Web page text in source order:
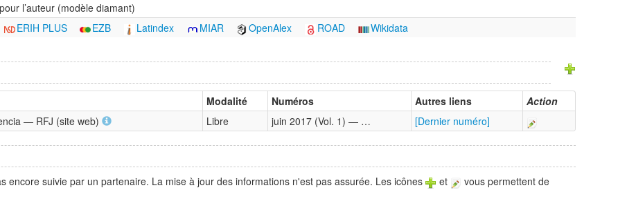
l’auteur (modèle diamant)
ERIH PLUS EZB Latindex MIAR OpenAlex ROAD Wikidata
Modalité Numéros Autres liens
Action
— RFJ (site web) Libre juin 2017 (Vol. 1) — … [Dernier numéro]
encore suivie par un partenaire. La mise à jour des informations n'est pas assurée. Les icônes et
vous permettent de